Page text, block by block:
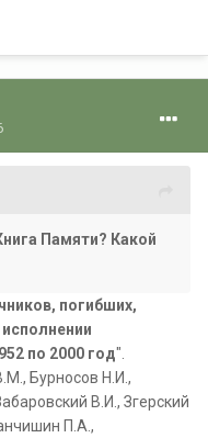
Памяти? Какой
погибших,
по 2000 год".
Бурносов Н.И.,
В.И., Згерский
П.А.,